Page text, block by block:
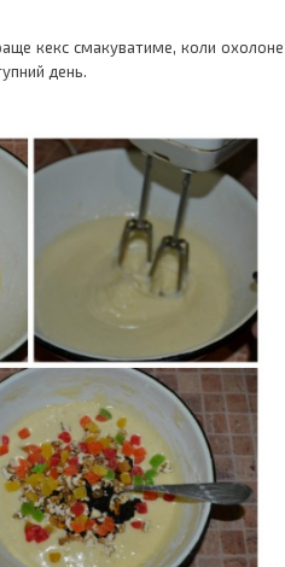
кекс смакуватиме, коли охолоне
день.